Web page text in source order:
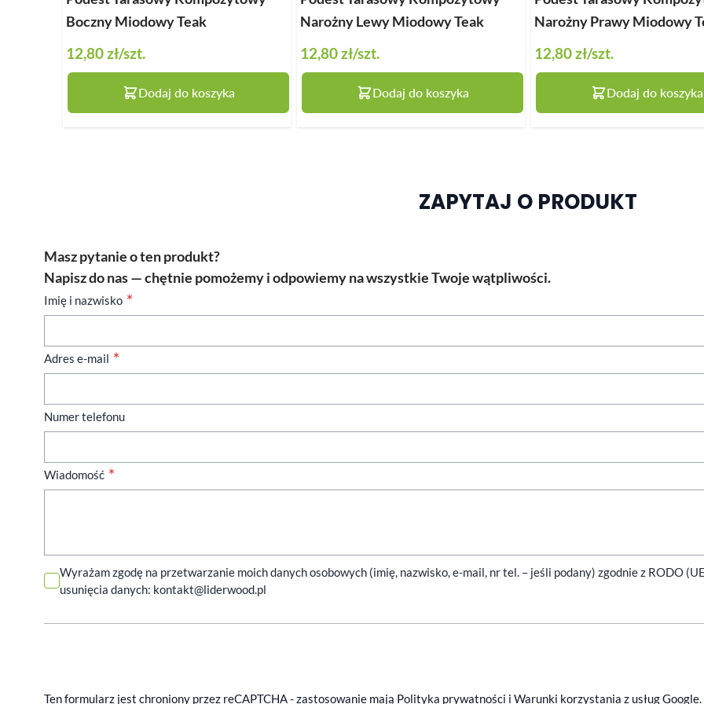
Boczny Miodowy Teak
12,80 zł/szt.
Dodaj do koszyka
Narożny Lewy Miodowy Teak
12,80 zł/szt.
Dodaj do koszyka
Narożny Prawy Miodowy
12,80 zł/szt.
Dodaj do koszyka
ZAPYTAJ O PRODUKT
Masz pytanie o ten produkt?
Napisz do nas — chętnie pomożemy i odpowiemy na wszystkie Twoje wątpliwości.
Imię i nazwisko
Adres e-mail
Numer telefonu
Wiadomość
Wyrażam zgodę na przetwarzanie moich danych osobowych (imię, nazwisko, e-mail, nr tel. – jeśli podany) zgodnie z RODO
usunięcia danych: kontakt@liderwood.pl
Ten formularz jest chroniony przez reCAPTCHA - zastosowanie mają Polityka prywatności i Warunki korzystania z usługGoogle.